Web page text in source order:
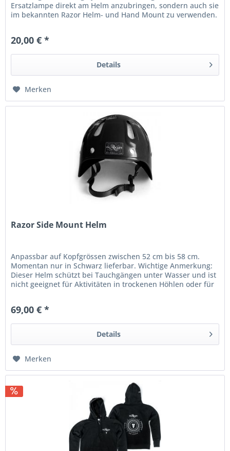
Ersatzlampe direkt am Helm anzubringen, sondern auch sie
im bekannten Razor Helm- und Hand Mount zu verwenden.
20,00 € *
Details
Merken
Razor Side Mount Helm
Anpassbar auf Kopfgrössen zwischen 52 cm bis 58 cm.
Momentan nur in Schwarz lieferbar. Wichtige Anmerkung:
Dieser Helm schützt bei Tauchgängen unter Wasser und ist
nicht geeignet für Aktivitäten in trockenen Höhlen oder für
69,00 € *
Details
Merken